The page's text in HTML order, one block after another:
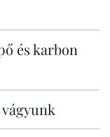
és karbon